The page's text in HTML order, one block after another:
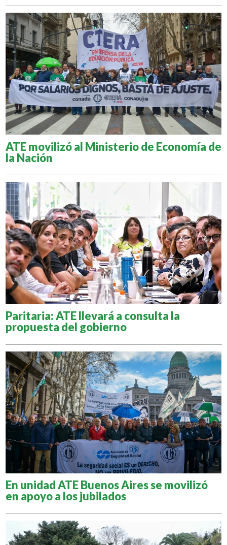
ATE movilizó al Ministerio de Economía de
la Nación
Paritaria: ATE llevará a consulta la
propuesta del gobierno
En unidad ATE Buenos Aires se movilizó
en apoyo a los jubilados